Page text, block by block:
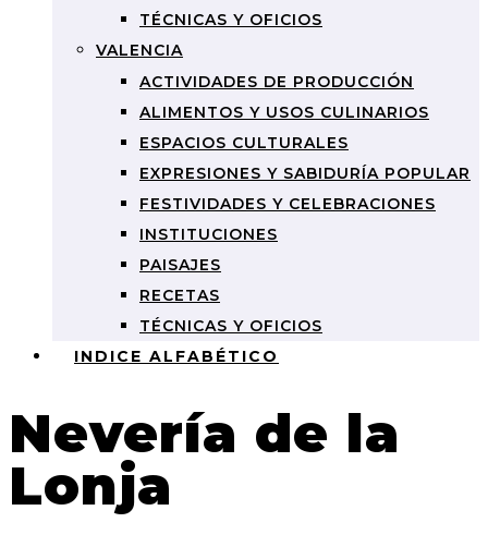
TÉCNICAS Y OFICIOS
VALENCIA
ACTIVIDADES DE PRODUCCIÓN
ALIMENTOS Y USOS CULINARIOS
ESPACIOS CULTURALES
EXPRESIONES Y SABIDURÍA POPULAR
FESTIVIDADES Y CELEBRACIONES
INSTITUCIONES
PAISAJES
RECETAS
TÉCNICAS Y OFICIOS
INDICE ALFABÉTICO
Nevería de la
Lonja